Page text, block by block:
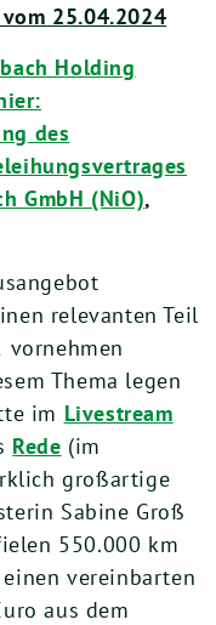
25.04.2024
Holding
des
GmbH (NiO),
relevanten Teil
vornehmen
Thema legen
im Livestream
Rede (im
großartige
Sabine Groß
550.000 km
vereinbarten
aus dem